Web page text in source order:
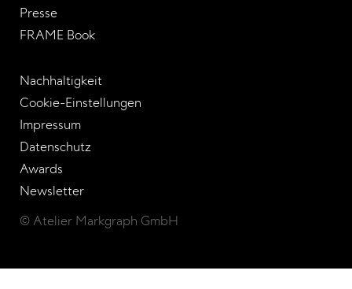
Presse
FRAME Book
Nachhaltigkeit
Cookie-Einstellungen
Impressum
Datenschutz
Awards
Newsletter
© Atelier Markgraph GmbH